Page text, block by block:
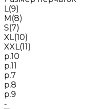
L(9)
M(8)
S(7)
XL(10)
XXL(11)
р.10
р.11
р.7
р.8
р.9
-